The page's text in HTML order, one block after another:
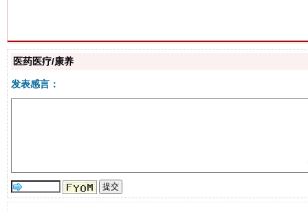
医药医疗/康养
发表感言：